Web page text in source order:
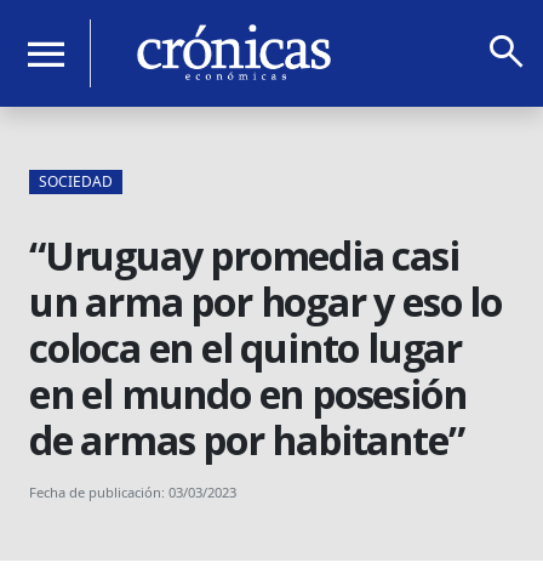
menu search
SOCIEDAD
“Uruguay promedia casi
un arma por hogar y eso lo
coloca en el quinto lugar
en el mundo en posesión
de armas por habitante”
Fecha de publicación: 03/03/2023